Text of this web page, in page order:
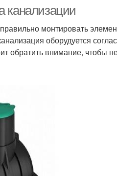
канализации
монтировать
оборудуется
обратить внимание, чтобы